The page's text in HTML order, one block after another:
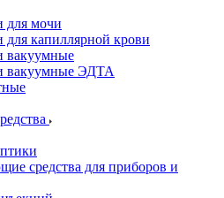
для мочи
капиллярной крови
вакуумные
вакуумные ЭДТА
средства для приборов и